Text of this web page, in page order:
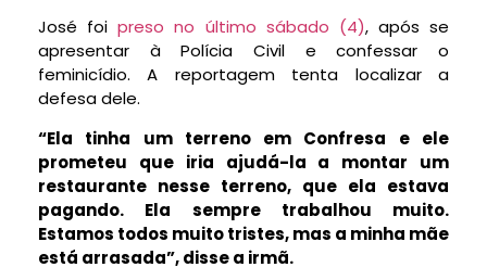
José foipreso no último sábado (4), após se
apresentar à Polícia Civil e confessar o
feminicídio. A reportagem tenta localizar a
defesa dele.
“Ela tinha um terreno em Confresa e ele
prometeu que iria ajudá-la a montar um
restaurante nesse terreno, que ela estava
pagando. Ela sempre trabalhou muito.
Estamos todos muito tristes, mas a minha mãe
está arrasada”, disse a irmã.